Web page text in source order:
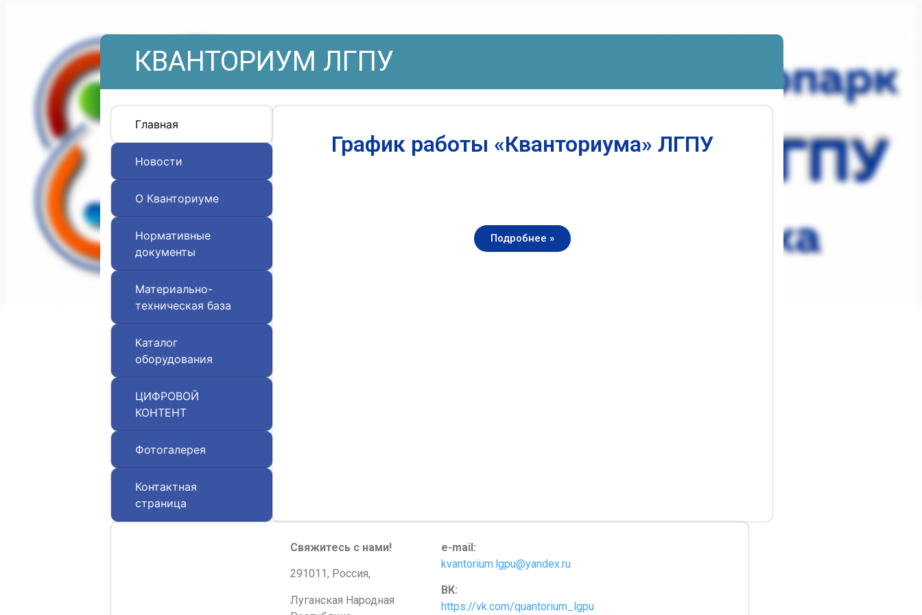
КВАНТОРИУМ ЛГПУ
Главная
Новости
О Кванториуме
Нормативные
документы
Материально-
техническая база
Каталог
оборудования
ЦИФРОВОЙ
КОНТЕНТ
Фотогалерея
Контактная
страница
График работы «Кванториума» ЛГПУ
Подробнее »
Свяжитесь с нами!
291011, Россия,
Луганская Народная
e-mail:
kvantorium.lgpu@yandex.ru
ВК:
https://vk.com/quantorium_lgpu